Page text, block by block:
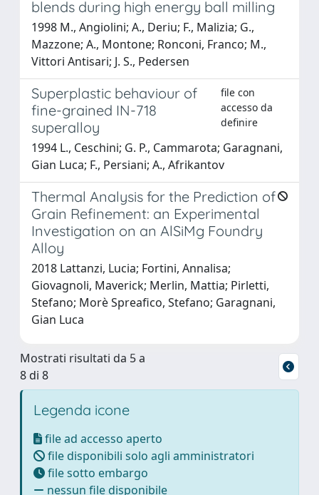
blends during high energy ball milling
1998 M., Angiolini; A., Deriu; F., Malizia; G.,
Mazzone; A., Montone; Ronconi, Franco; M.,
Vittori Antisari; J. S., Pedersen
Superplastic behaviour of
fine-grained IN-718
superalloy
file con
accesso da
definire
1994 L., Ceschini; G. P., Cammarota; Garagnani,
Gian Luca; F., Persiani; A., Afrikantov
Thermal Analysis for the Prediction of
Grain Refinement: an Experimental
Investigation on an AlSiMg Foundry
Alloy
2018 Lattanzi, Lucia; Fortini, Annalisa;
Giovagnoli, Maverick; Merlin, Mattia; Pirletti,
Stefano; Morè Spreafico, Stefano; Garagnani,
Gian Luca
Mostrati risultati da 5 a
8 di 8
Legenda icone
file ad accesso aperto
file disponibili solo agli amministratori
file sotto embargo
nessun file disponibile